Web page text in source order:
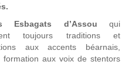
Esbagats d’Assou qui
toujours traditions et
aux accents béarnais,
, formation aux voix de stentors